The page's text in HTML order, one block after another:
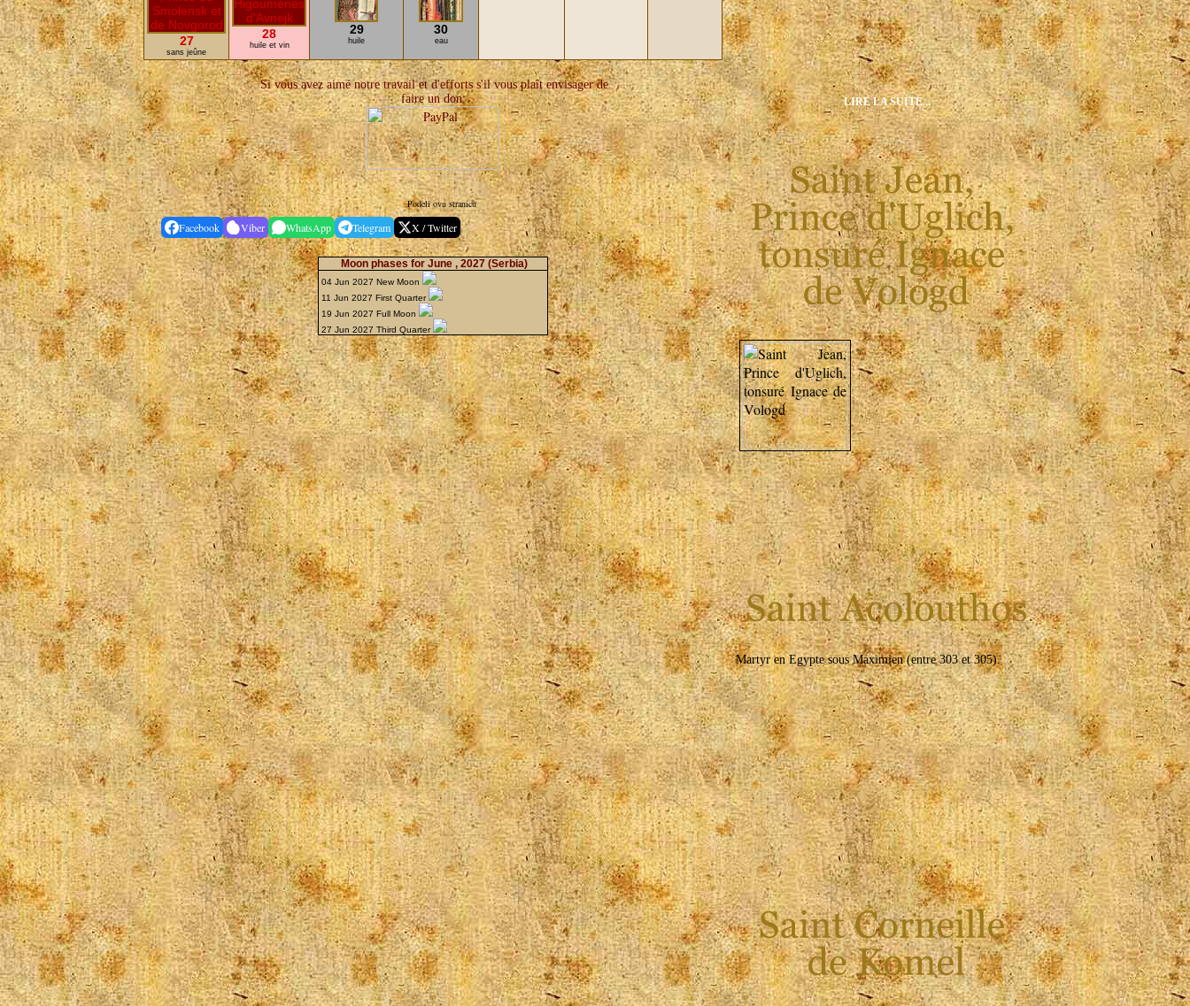
LIRE LA SUITE...
Martyr en Egypte sous Maximien (entre 303 et 305).
27
sans jeûne
28
huile et vin
29
huile
30
eau
Si vous avez aimé notre travail et d'efforts s'il vous plaît envisager de
faire un don:
Podeli ovu stranicu
Facebook Viber WhatsApp Telegram X / Twitter
Moon phases for June , 2027 (Serbia)
04 Jun 2027 New Moon
11 Jun 2027 First Quarter
19 Jun 2027 Full Moon
27 Jun 2027 Third Quarter